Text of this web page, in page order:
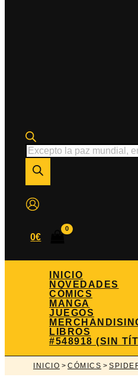
Búsqueda
de
productos
0€
INICIO
NOVEDADES
CÓMICS
MANGA
JUEGOS
LIBROS
#548918 (SIN
INICIO > CÓMICS >